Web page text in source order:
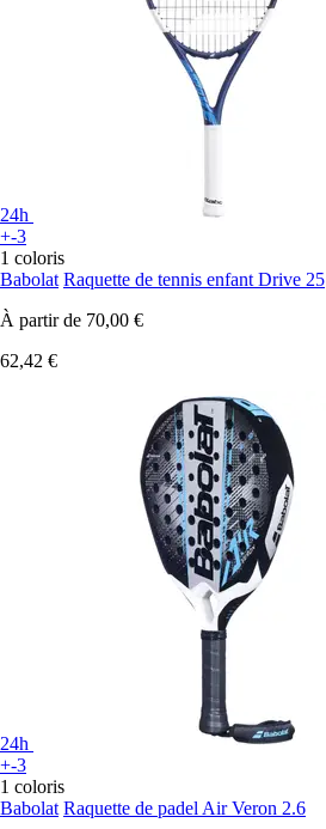
24h
+-3
1 coloris
Babolat Raquette de tennis enfant Drive 25
À partir de 70,00 €
62,42 €
24h
+-3
1 coloris
Babolat Raquette de padel Air Veron 2.6